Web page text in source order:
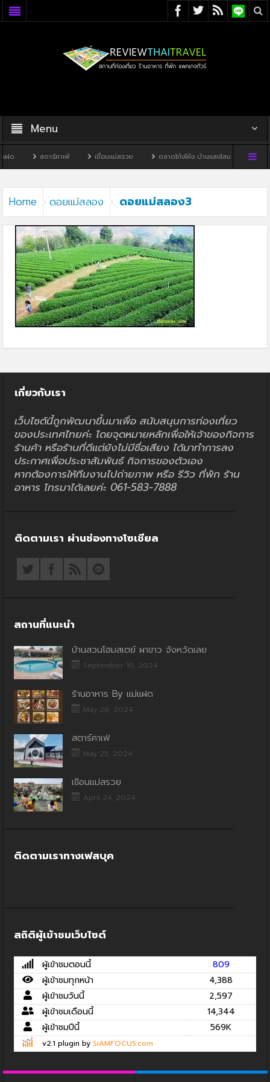
Menu
ด สตาร์คาเฟ่ เขื่อนแม่สรวย ตลาดโก้งโค้ง บ้านแสงโสม ทิวผาค
Home ดอยแม่สลอง ดอยแม่สลอง3
เกี่ยวกับเรา
เว็บไซต์นี้ถูกพัฒนาขึ้นมาเพื่อ สนับสนุนการท่องเที่ยว
ของประเทศไทยค่ะ โดยจุดหมายหลักเพื่อให้เจ้าของกิจการ
ร้านค้า หรือร้านที่ดีแต่ยังไม่มีชื่อเสียง ได้มาทำการลง
ประกาศเพื่อประชาสัมพันธ์ กิจการของตัวเอง
หากต้องการให้ทีมงานไปถ่ายภาพ หรือ รีวิว ที่พัก ร้าน
อาหาร โทรมาได้เลยค่ะ 061-583-7888
ติดตามเรา ผ่านช่องทางโซเชียล
สถานที่แนะนำ
บ้านสวนโฮมสเตย์ ผาขาว จังหวัดเลย
September 10, 2024
ร้านอาหาร By แม่แฝด
May 26, 2024
สตาร์คาเฟ่
May 25, 2024
เขื่อนแม่สรวย
April 24, 2024
ติดตามเราทางเฟสบุค
สถิติผู้เข้าชมเว็บไซต์
ผู้เข้าชมตอนนี้
809
ผู้เข้าชมทุกหน้า
4,388
ผู้เข้าชมวันนี้
2,597
ผู้เข้าชมเดือนนี้
14,344
ผู้เข้าชมปีนี้
569K
v2.1 plugin by SiAMFOCUS.com